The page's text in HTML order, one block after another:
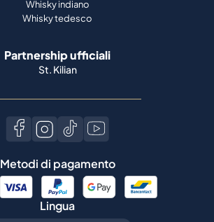
Whisky indiano
Whisky tedesco
Partnership ufficiali
St. Kilian
Metodi di pagamento
Lingua